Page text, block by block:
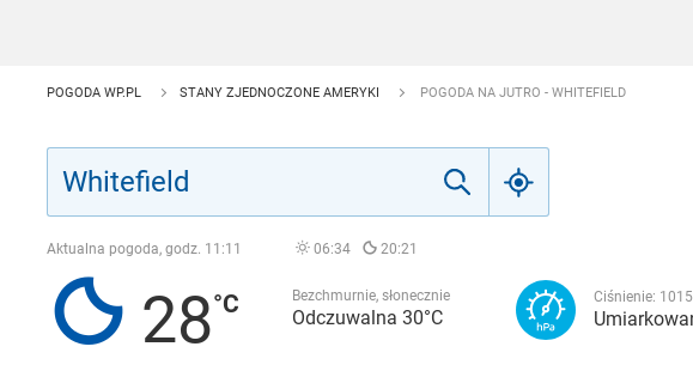
POGODA WP.PL STANY ZJEDNOCZONE AMERYKI POGODA NA JUTRO - WHITEFIELD
Aktualna pogoda, godz. 11:11 06:34 20:21
28 Bezchmurnie, słonecznie
Odczuwalna 30°C
Ciśnienie: 1015